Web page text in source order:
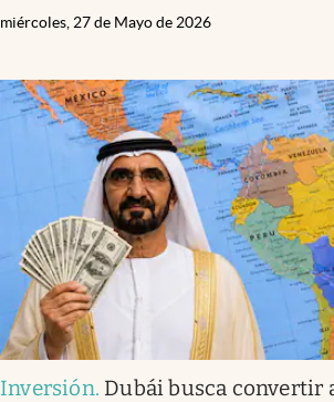
miércoles, 27 de Mayo de 2026
Inversión. Dubái busca convertir